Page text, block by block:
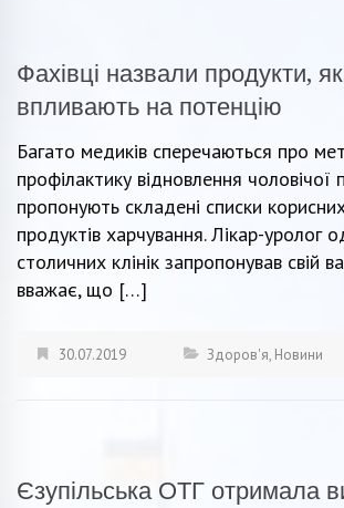
Фахівці назвали продукти,
впливають на потенцію
Багато медиків сперечаються про
профілактику відновлення чоловічої
пропонують складені списки
продуктів харчування. Лікар-уролог
столичних клінік запропонував свій
вважає, що […]
30.07.2019 Здоров'я, Новини
Єзупільська ОТГ отримала